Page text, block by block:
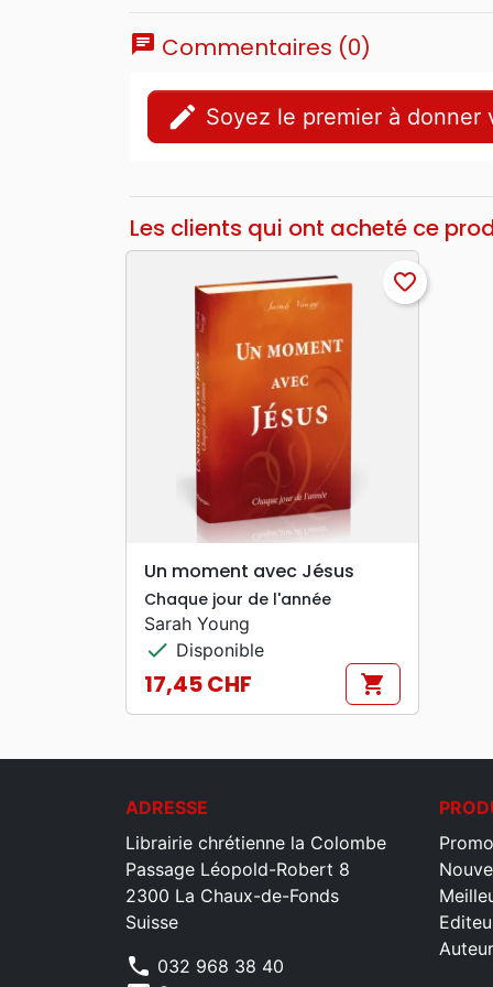
chat Commentaires (0)
edit Soyez le premier à donner
Les clients qui ont acheté ce
search APERÇU RAPIDE
favorite_border
Un moment avec Jésus
Chaque jour de l'année
Sarah Young
check Disponible
Prix
17,45 CHF shopping_cart
ADRESSE
Librairie chrétienne la Colombe
Passage Léopold-Robert 8
2300 La Chaux-de-Fonds
Suisse
phone 032 968 38 40